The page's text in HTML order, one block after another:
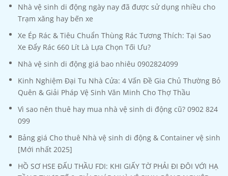
Nhà vệ sinh di động ngày nay đã được sử dụng nhiều cho
Trạm xăng hay bến xe
Xe Ép Rác & Tiêu Chuẩn Thùng Rác Tương Thích: Tại Sao
Xe Đẩy Rác 660 Lít Là Lựa Chọn Tối Ưu?
Nhà vệ sinh di động giá bao nhiêu 0902824099
Kinh Nghiệm Đại Tu Nhà Cửa: 4 Vấn Đề Gia Chủ Thường Bỏ
Quên & Giải Pháp Vệ Sinh Văn Minh Cho Thợ Thầu
Vì sao nên thuê hay mua nhà vệ sinh di động cũ? 0902 824
099
Bảng giá Cho thuê Nhà vệ sinh di động & Container vệ sinh
[Mới nhất 2025]
HỒ SƠ HSE ĐẤU THẦU FDI: KHI GIẤY TỜ PHẢI ĐI ĐÔI VỚI HẠ